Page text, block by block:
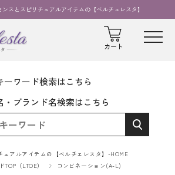
スとスピリチュアルアイテムの【ベルチェレスタ】
ーワード検索はこちら
・ブランド名検索はこちら
ュアルアイテムの【ベルチェレスタ】-HOME
（LTOE）
コンビネーション(A-L)